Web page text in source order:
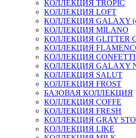
КОЛЛЕКЦИЯ TROPIC
КОЛЛЕКЦИЯ LOFT
КОЛЛЕКЦИЯ GALAXY
КОЛЛЕКЦИЯ MILANO
КОЛЛЕКЦИЯ GLITTER
КОЛЛЕКЦИЯ
КОЛЛЕКЦИЯ CONFETTI
КОЛЛЕКЦИЯ GALAXY
КОЛЛЕКЦИЯ SALUT
КОЛЛЕКЦИЯ FROST
БАЗОВАЯ КОЛЛЕКЦИЯ
КОЛЛЕКЦИЯ COFFE
КОЛЛЕКЦИЯ FRESH
КОЛЛЕКЦИЯ GRAY
КОЛЛЕКЦИЯ LIKE